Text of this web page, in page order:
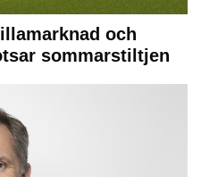
och
sommarstiltjen